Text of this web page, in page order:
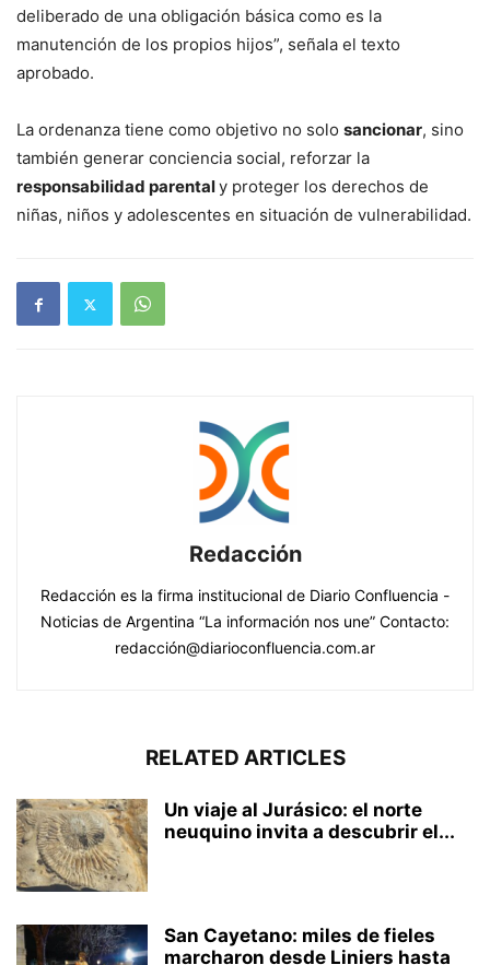
deliberado de una obligación básica como es la
manutención de los propios hijos”, señala el texto
aprobado.
La ordenanza tiene como objetivo no solo sancionar, sino
también generar conciencia social, reforzar la
responsabilidad parentaly proteger los derechos de
niñas, niños y adolescentes en situación de vulnerabilidad.
Redacción
Redacción es la firma institucional de Diario Confluencia -
Noticias de Argentina “La información nos une” Contacto:
redacción@diarioconfluencia.com.ar
RELATED ARTICLES
Un viaje al Jurásico: el norte
neuquino invita a descubrir el...
San Cayetano: miles de fieles
marcharon desde Liniers hasta